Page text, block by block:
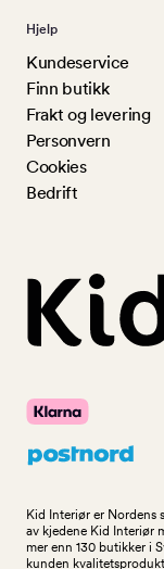
Hjelp
Kundeservice
Finn butikk
Frakt og levering
Personvern
Cookies
Bedrift
Kid Interiør er Nordens
av kjedene Kid Interiør
mer enn 130 butikker i
kunden